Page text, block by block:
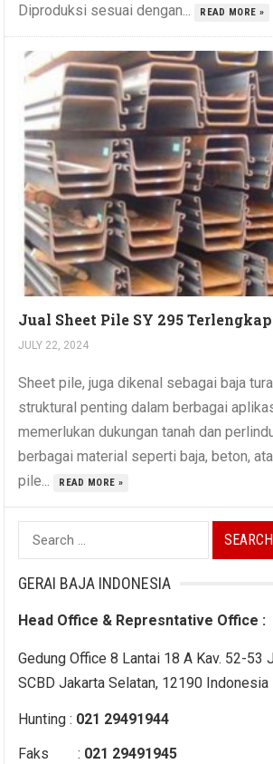
Diproduksi sesuai dengan...
READ MORE »
Jual Sheet Pile SY 295
JULY 22, 2024
Sheet pile, juga dikenal sebagai baja
struktural penting dalam berbagai
memerlukan dukungan tanah dan
berbagai material seperti baja, beton,
pile...
READ MORE »
Search
for:
GERAI BAJA INDONESIA
Head Office & Represntative Office :
Gedung Office 8 Lantai 18 A Kav. 52-53
SCBD Jakarta Selatan, 12190 Indonesia
Hunting : 021 29491944
Faks : 021 29491945